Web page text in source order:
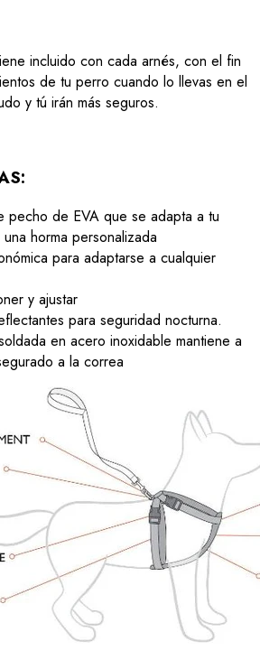
incluido con cada arnés, con el fin
de tu perro cuando lo llevas en el
y tú irán más seguros.
pecho de EVA que se adapta a tu
horma personalizada
para adaptarse a cualquier
y ajustar
para seguridad nocturna.
en acero inoxidable mantiene a
a la correa